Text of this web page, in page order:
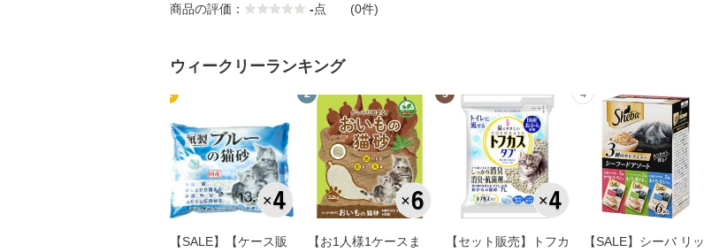
商品の評価： -点 (0件)
ウィークリーランキング
1
【SALE】【ケース販
2
【お1人様1ケースま
3
【セット販売】トフカ
4
【SALE】シーバ リッ